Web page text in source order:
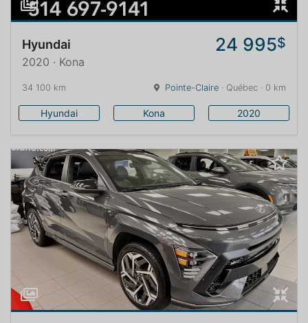
Hyundai 24 995$
2020 · Kona
34 100 km Pointe-Claire · Québec · 0 km
Hyundai Kona 2020